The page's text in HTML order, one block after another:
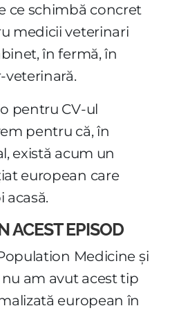
ce schimbă concret
medicii veterinari
în fermă, în
pentru CV-ul
pentru că, în
există acum un
european care
acasă.
ACEST EPISOD
Medicine și
am avut acest tip
european în